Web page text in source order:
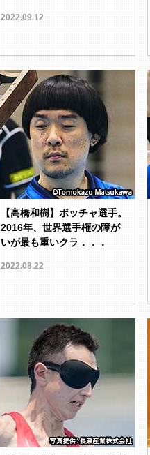
2022.09.12
【高橋和樹】ボッチャ選手。
2016年、世界選手権の障が
いが最も重いクラ．．．
2022.08.22